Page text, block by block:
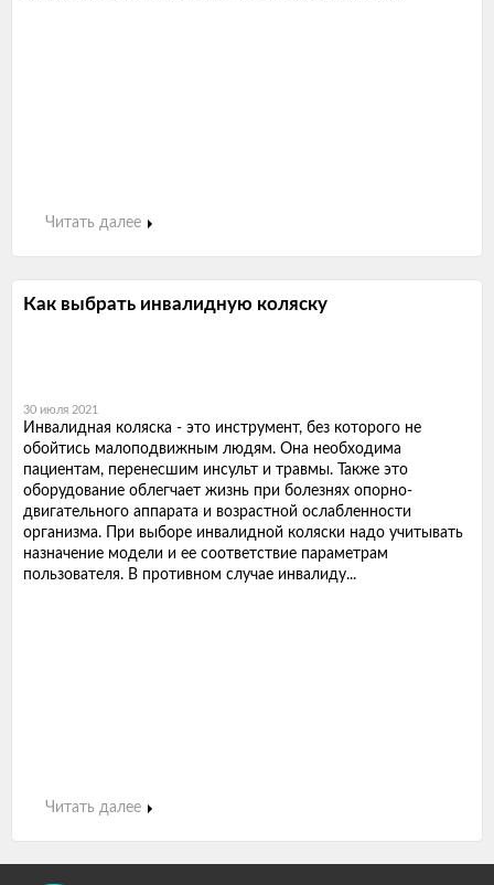
Читать далее
Как выбрать инвалидную коляску
30 июля 2021
Инвалидная коляска - это инструмент, без которого не
обойтись малоподвижным людям. Она необходима
пациентам, перенесшим инсульт и травмы. Также это
оборудование облегчает жизнь при болезнях опорно-
двигательного аппарата и возрастной ослабленности
организма. При выборе инвалидной коляски надо учитывать
назначение модели и ее соответствие параметрам
пользователя. В противном случае инвалиду...
Читать далее